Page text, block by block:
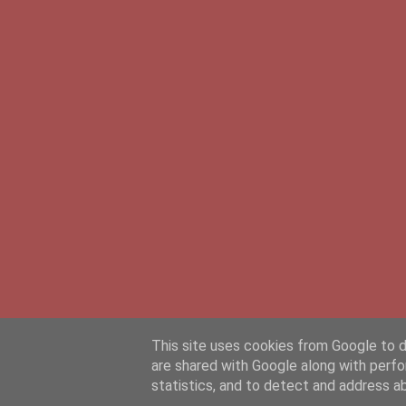
This site uses cookies from Google to
are shared with Google along with
statistics, and to detect and address